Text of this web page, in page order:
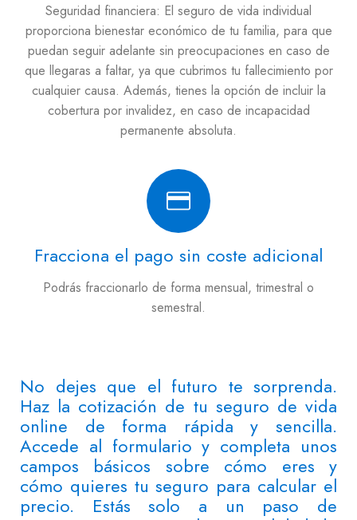
Seguridad financiera: El seguro de vida individual
proporciona bienestar económico de tu familia, para que
puedan seguir adelante sin preocupaciones en caso de
que llegaras a faltar, ya que cubrimos tu fallecimiento por
cualquier causa. Además, tienes la opción de incluir la
cobertura por invalidez, en caso de incapacidad
permanente absoluta.
Fracciona el pago sin coste adicional
Podrás fraccionarlo de forma mensual, trimestral o
semestral.
No dejes que el futuro te sorprenda.
Haz la cotización de tu seguro de vida
online de forma rápida y sencilla.
Accede al formulario y completa unos
campos básicos sobre cómo eres y
cómo quieres tu seguro para calcular el
precio. Estás solo a un paso de